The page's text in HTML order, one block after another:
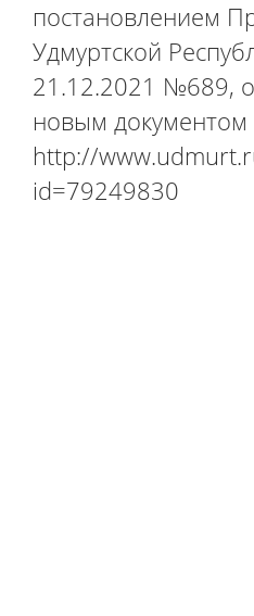
постановлением
Удмуртской
21.12.2021 №689,
новым
http://
id=79249830